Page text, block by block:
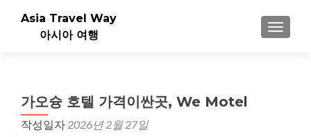
내비게
Asia Travel Way
아시아 여행
가오슝 호텔 가격이싼곳, We Motel
작성일자 2026년 2월 27일